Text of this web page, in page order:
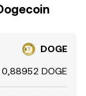
DOGE
0,88952 DOGE